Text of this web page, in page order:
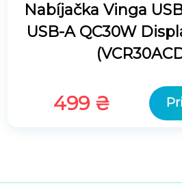
Nabíjačka Vinga
USB-A QC30W
499 ₴